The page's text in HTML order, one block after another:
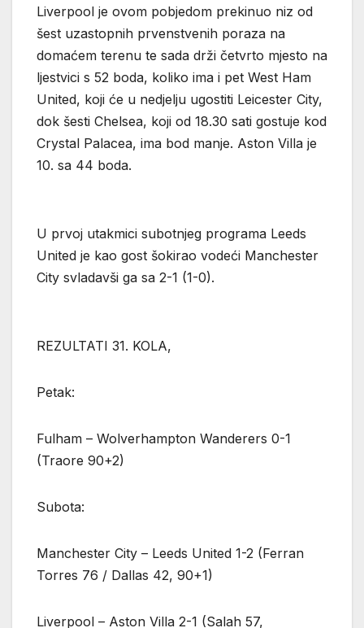
Liverpool je ovom pobjedom prekinuo niz od
šest uzastopnih prvenstvenih poraza na
domaćem terenu te sada drži četvrto mjesto na
ljestvici s 52 boda, koliko ima i pet West Ham
United, koji će u nedjelju ugostiti Leicester City,
dok šesti Chelsea, koji od 18.30 sati gostuje kod
Crystal Palacea, ima bod manje. Aston Villa je
10. sa 44 boda.
U prvoj utakmici subotnjeg programa Leeds
United je kao gost šokirao vodeći Manchester
City svladavši ga sa 2-1 (1-0).
REZULTATI 31. KOLA,
Petak:
Fulham – Wolverhampton Wanderers 0-1
(Traore 90+2)
Subota:
Manchester City – Leeds United 1-2 (Ferran
Torres 76 / Dallas 42, 90+1)
Liverpool – Aston Villa 2-1 (Salah 57,